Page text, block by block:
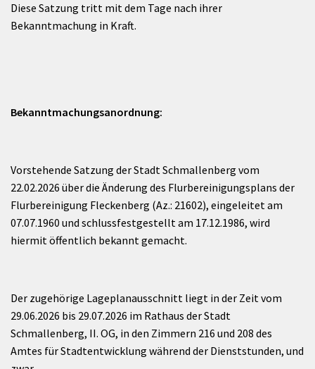
Diese Satzung tritt mit dem Tage nach ihrer
Bekanntmachung in Kraft.
Bekanntmachungsanordnung:
Vorstehende Satzung der Stadt Schmallenberg vom
22.02.2026 über die Änderung des Flurbereinigungsplans der
Flurbereinigung Fleckenberg (Az.: 21602), eingeleitet am
07.07.1960 und schlussfestgestellt am 17.12.1986, wird
hiermit öffentlich bekannt gemacht.
Der zugehörige Lageplanausschnitt liegt in der Zeit vom
29.06.2026 bis 29.07.2026 im Rathaus der Stadt
Schmallenberg, II. OG, in den Zimmern 216 und 208 des
Amtes für Stadtentwicklung während der Dienststunden, und